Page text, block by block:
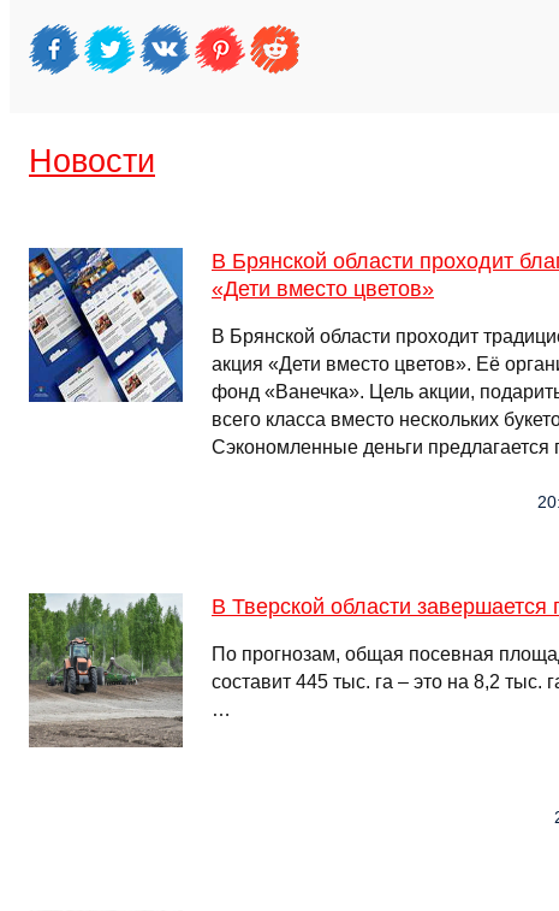
Новости
В Брянской области проходит
«Дети вместо цветов»
В Брянской области проходит
акция «Дети вместо цветов». Её
фонд «Ванечка». Цель акции,
всего класса вместо нескольких
Сэкономленные деньги предлагается
В Тверской области завершается
По прогнозам, общая посевная
составит 445 тыс. га – это на 8,2 тыс.
…